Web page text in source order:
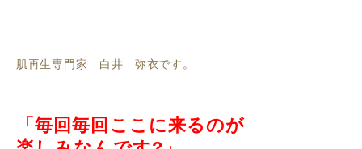
肌再生専門家 白井 弥衣です。
「毎回毎回ここに来るのが